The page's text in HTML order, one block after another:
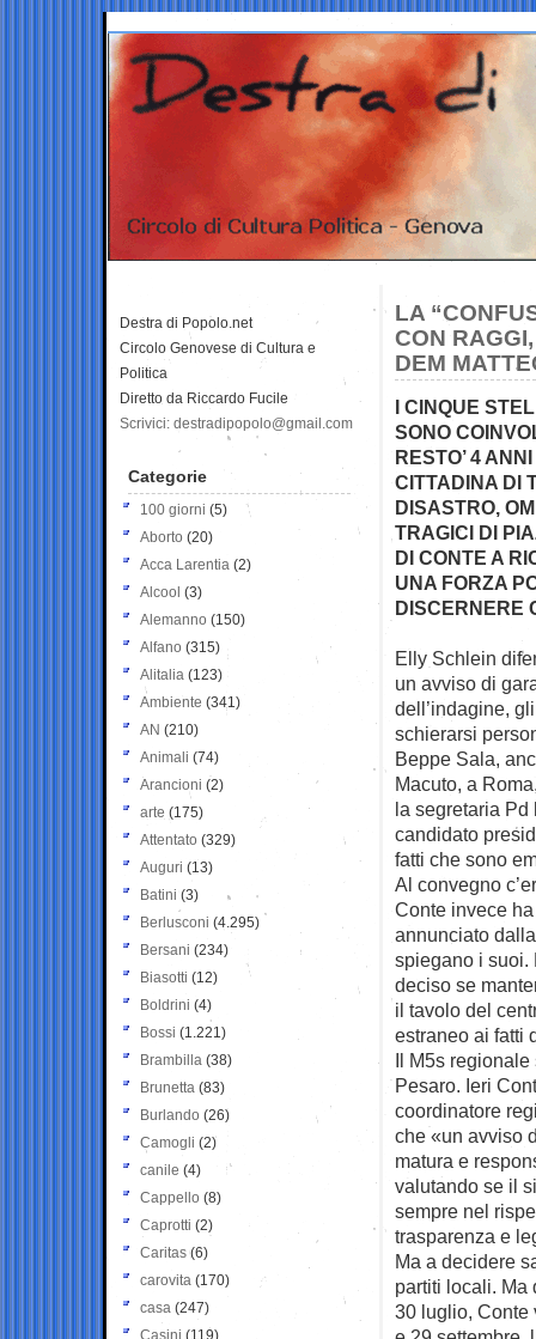
LA
CON
DEM
I CINQUE
SONO
RESTO’ 4
CITTADINA DI
DISASTRO,
TRAGICI DI
DI CONTE A
UNA FORZA
DISCERNERE
Elly Schlein
un avviso di
dell’indagine,
schierarsi
Beppe Sala,
Macuto, a
la segretaria Pd
candidato
fatti che sono
Al convegno
Conte invece
annunciato
spiegano i suoi.
deciso se
il tavolo del
estraneo ai fatti
Il M5s regionale
Pesaro. Ieri
coordinatore
che «un avviso
matura e
valutando se il
sempre nel
trasparenza e
Ma a decidere
partiti locali. Ma
30 luglio, Conte
Destra di Popolo.net
Circolo Genovese di Cultura e
Politica
Diretto da Riccardo Fucile
Scrivici: destradipopolo@gmail.com
Categorie
100 giorni (5)
Aborto (20)
Acca Larentia (2)
Alcool (3)
Alemanno (150)
Alfano (315)
Alitalia (123)
Ambiente (341)
AN (210)
Animali (74)
Arancioni (2)
arte (175)
Attentato (329)
Auguri (13)
Batini (3)
Berlusconi (4.295)
Bersani (234)
Biasotti (12)
Boldrini (4)
Bossi (1.221)
Brambilla (38)
Brunetta (83)
Burlando (26)
Camogli (2)
canile (4)
Cappello (8)
Caprotti (2)
Caritas (6)
carovita (170)
casa (247)
Casini (119)